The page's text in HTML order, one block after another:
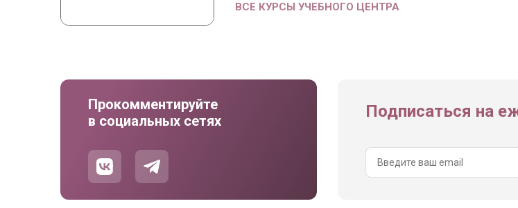
ВСЕ КУРСЫ УЧЕБНОГО ЦЕНТРА
Прокомментируйте
в социальных сетях
Подписаться на